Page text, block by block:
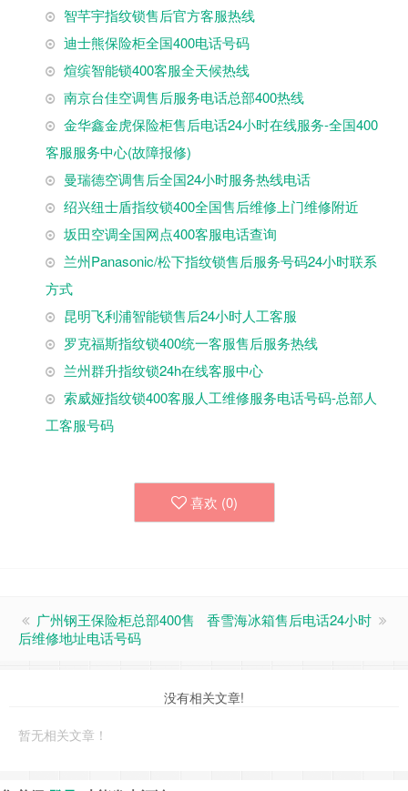
智芊宇指纹锁售后官方客服热线
迪士熊保险柜全国400电话号码
煊缤智能锁400客服全天候热线
南京台佳空调售后服务电话总部400热线
金华鑫金虎保险柜售后电话24小时在线服务-全国400
客服服务中心(故障报修)
曼瑞德空调售后全国24小时服务热线电话
绍兴纽士盾指纹锁400全国售后维修上门维修附近
坂田空调全国网点400客服电话查询
兰州Panasonic/松下指纹锁售后服务号码24小时联系
方式
昆明飞利浦智能锁售后24小时人工客服
罗克福斯指纹锁400统一客服售后服务热线
兰州群升指纹锁24h在线客服中心
索威娅指纹锁400客服人工维修服务电话号码-总部人
工客服号码
喜欢 (0)
广州钢王保险柜总部400售
后维修地址电话号码
香雪海冰箱售后电话24小时
没有相关文章!
暂无相关文章！